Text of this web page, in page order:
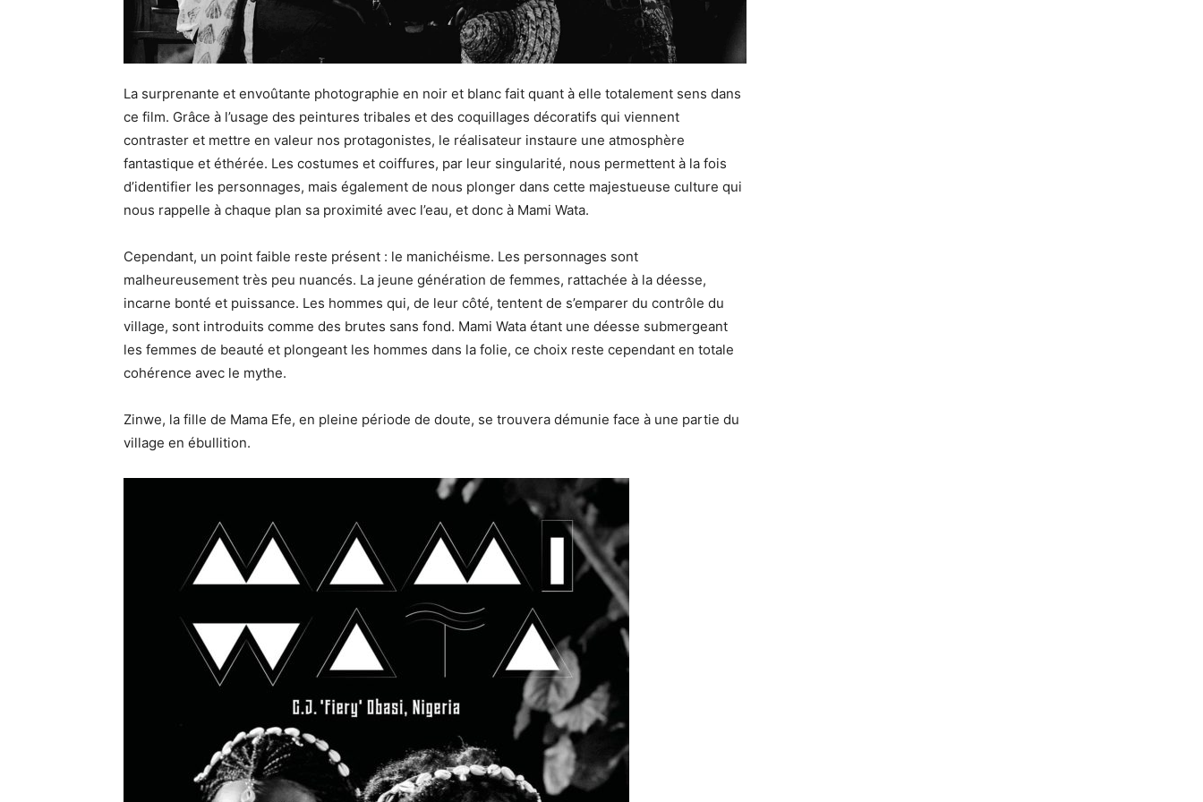
La surprenante et envoûtante photographie en noir et blanc fait quant à elle totalement sens dans
ce film. Grâce à l’usage des peintures tribales et des coquillages décoratifs qui viennent
contraster et mettre en valeur nos protagonistes, le réalisateur instaure une atmosphère
fantastique et éthérée. Les costumes et coiffures, par leur singularité, nous permettent à la fois
d’identifier les personnages, mais également de nous plonger dans cette majestueuse culture qui
nous rappelle à chaque plan sa proximité avec l’eau, et donc à Mami Wata.
Cependant, un point faible reste présent : le manichéisme. Les personnages sont
malheureusement très peu nuancés. La jeune génération de femmes, rattachée à la déesse,
incarne bonté et puissance. Les hommes qui, de leur côté, tentent de s’emparer du contrôle du
village, sont introduits comme des brutes sans fond. Mami Wata étant une déesse submergeant
les femmes de beauté et plongeant les hommes dans la folie, ce choix reste cependant en totale
cohérence avec le mythe.
Zinwe, la fille de Mama Efe, en pleine période de doute, se trouvera démunie face à une partie du
village en ébullition.